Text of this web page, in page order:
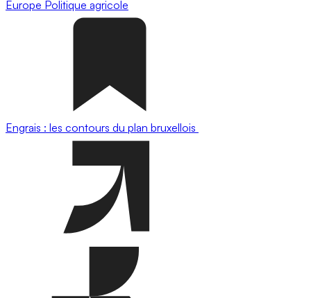
Europe Politique agricole
Engrais : les contours du plan bruxellois